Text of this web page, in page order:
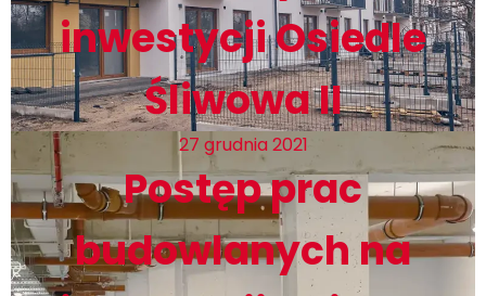
inwestycji Osiedle
Śliwowa II
27 grudnia 2021
Postęp prac
budowlanych na